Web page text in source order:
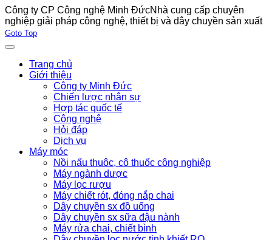
Công ty CP Công nghệ Minh ĐứcNhà cung cấp chuyên
nghiệp giải pháp công nghệ, thiết bị và dây chuyền sản xuất
Joomla! 3 Templates
Goto Top
Trang chủ
Giới thiệu
Công ty Minh Đức
Chiến lược nhân sự
Hợp tác quốc tế
Công nghệ
Hỏi đáp
Dịch vụ
Máy móc
Nồi nấu thuôc, cô thuốc công nghiệp
Máy ngành dược
Máy lọc rượu
Máy chiết rót, đóng nắp chai
Dây chuyền sx đồ uống
Dây chuyền sx sữa đậu nành
Máy rửa chai, chiết bình